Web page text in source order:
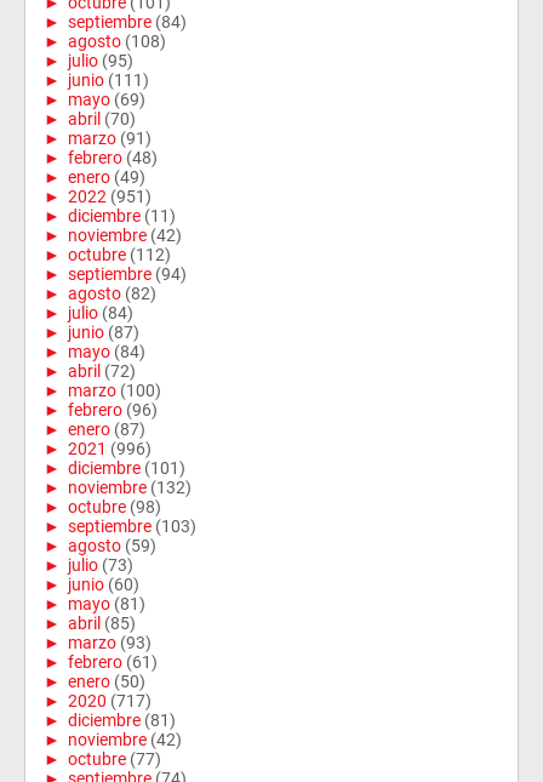
► septiembre (84)
► agosto (108)
► julio (95)
► junio (111)
► mayo (69)
► abril (70)
► marzo (91)
► febrero (48)
► enero (49)
► 2022 (951)
► diciembre (11)
► noviembre (42)
► octubre (112)
► septiembre (94)
► agosto (82)
► julio (84)
► junio (87)
► mayo (84)
► abril (72)
► marzo (100)
► febrero (96)
► enero (87)
► 2021 (996)
► diciembre (101)
► noviembre (132)
► octubre (98)
► septiembre (103)
► agosto (59)
► julio (73)
► junio (60)
► mayo (81)
► abril (85)
► marzo (93)
► febrero (61)
► enero (50)
► 2020 (717)
► diciembre (81)
► noviembre (42)
► octubre (77)